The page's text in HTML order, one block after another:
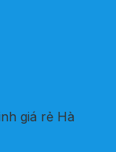
giá rẻ Hà